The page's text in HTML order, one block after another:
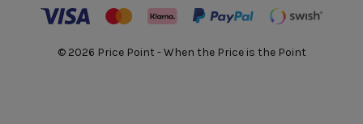
© 2026 Price Point - When the Price is the Point